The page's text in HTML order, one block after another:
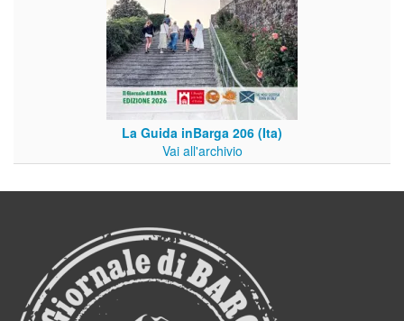
La Guida inBarga 206 (Ita)
Vai all'archivio